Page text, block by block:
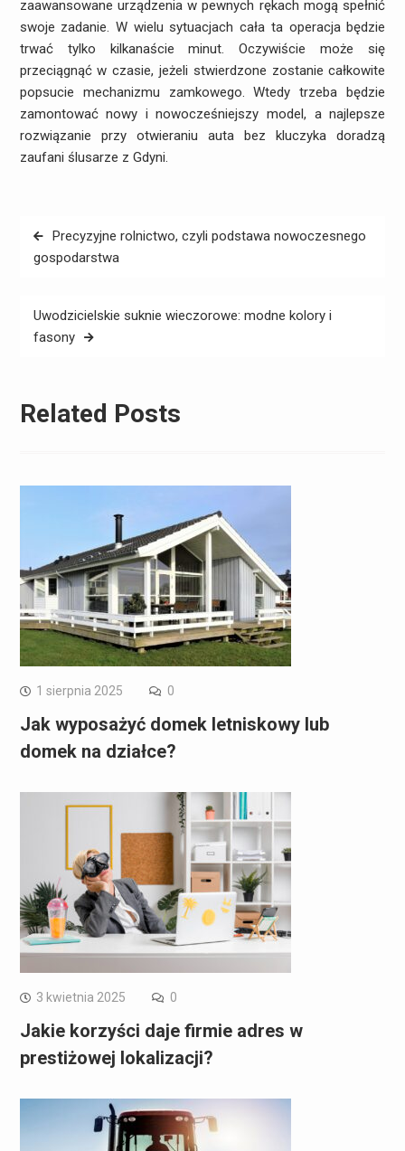
zaawansowane urządzenia w pewnych rękach mogą spełnić
swoje zadanie. W wielu sytuacjach cała ta operacja będzie
trwać tylko kilkanaście minut. Oczywiście może się
przeciągnąć w czasie, jeżeli stwierdzone zostanie całkowite
popsucie mechanizmu zamkowego. Wtedy trzeba będzie
zamontować nowy i nowocześniejszy model, a najlepsze
rozwiązanie przy otwieraniu auta bez kluczyka doradzą
zaufani ślusarze z Gdyni.
Nawigacja
wpisu
Precyzyjne rolnictwo, czyli podstawa nowoczesnego
gospodarstwa
Uwodzicielskie suknie wieczorowe: modne kolory i
fasony
Related Posts
1 sierpnia 2025 0
Jak wyposażyć domek letniskowy lub
domek na działce?
3 kwietnia 2025 0
Jakie korzyści daje firmie adres w
prestiżowej lokalizacji?